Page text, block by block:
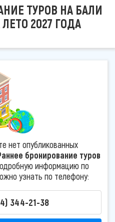
ТУРОВ НА БАЛИ
2027 ГОДА
нет опубликованных
бронирование туров
информацию по
узнать по телефону:
344-21-38